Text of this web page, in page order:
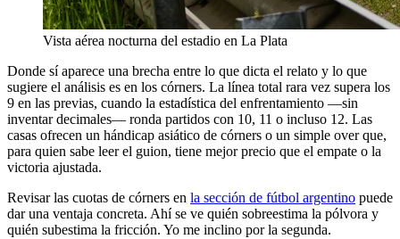
Vista aérea nocturna del estadio en La Plata
Donde sí aparece una brecha entre lo que dicta el relato y lo que
sugiere el análisis es en los córners. La línea total rara vez supera los
9 en las previas, cuando la estadística del enfrentamiento —sin
inventar decimales— ronda partidos con 10, 11 o incluso 12. Las
casas ofrecen un hándicap asiático de córners o un simple over que,
para quien sabe leer el guion, tiene mejor precio que el empate o la
victoria ajustada.
Revisar las cuotas de córners en la sección de fútbol argentino puede
dar una ventaja concreta. Ahí se ve quién sobreestima la pólvora y
quién subestima la fricción. Yo me inclino por la segunda.